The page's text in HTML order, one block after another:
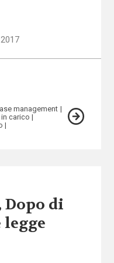
management
carico
di